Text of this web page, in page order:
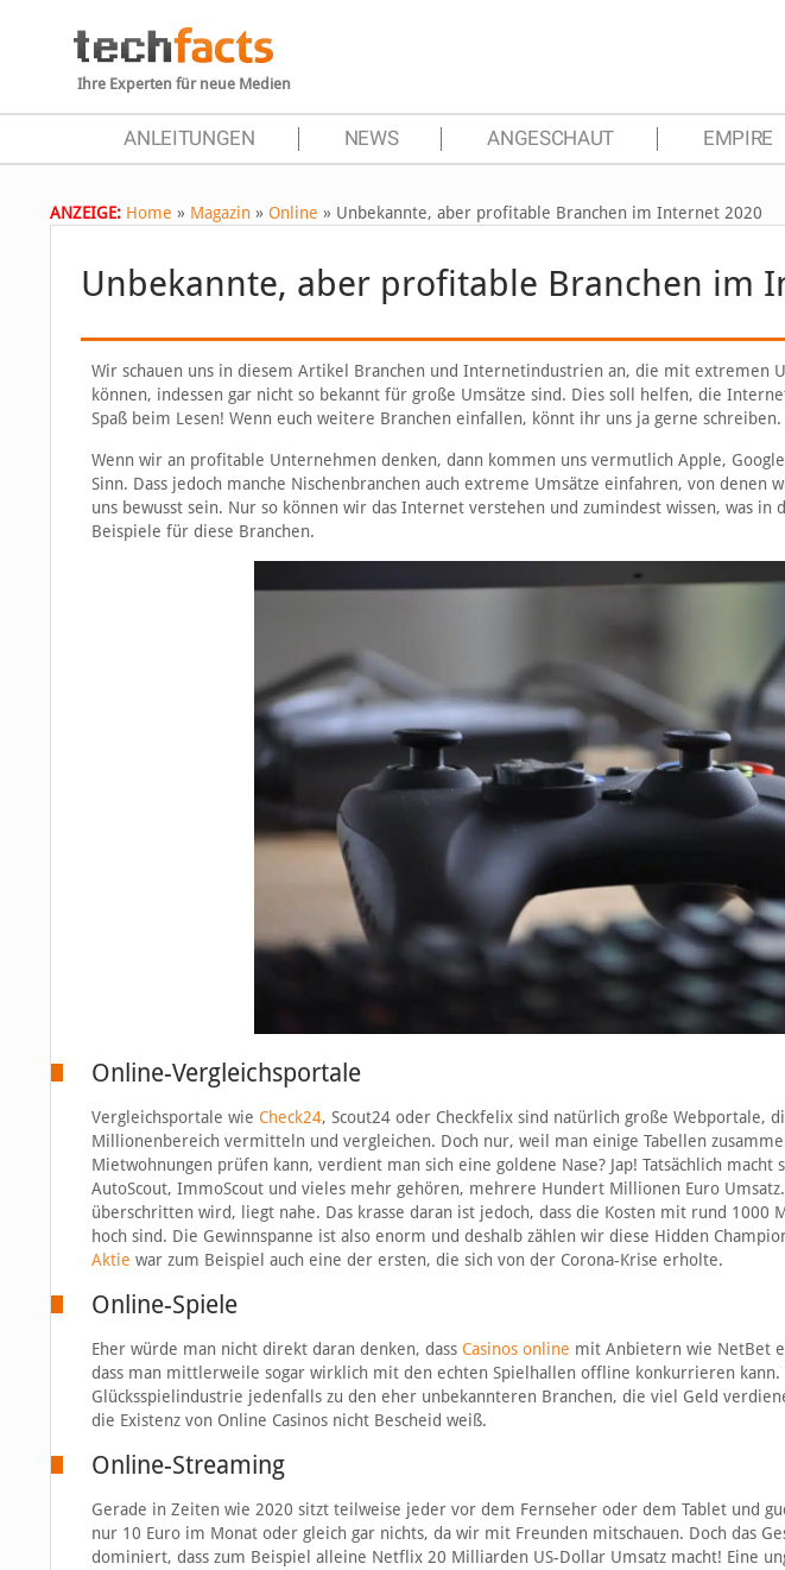
Ihre Experten für neue Medien
ANLEITUNGEN NEWS ANGESCHAUT EMPIRE
ANZEIGE: Home » Magazin » Online » Unbekannte, aber profitable Branchen im Internet 2020
Unbekannte, aber profitable Branchen im
Wir schauen uns in diesem Artikel Branchen und Internetindustrien an, die mit extremen
können, indessen gar nicht so bekannt für große Umsätze sind. Dies soll helfen, die
Spaß beim Lesen! Wenn euch weitere Branchen einfallen, könnt ihr uns ja gerne schreiben.
Wenn wir an profitable Unternehmen denken, dann kommen uns vermutlich Apple,
Sinn. Dass jedoch manche Nischenbranchen auch extreme Umsätze einfahren, von
uns bewusst sein. Nur so können wir das Internet verstehen und zumindest wissen, was in
Beispiele für diese Branchen.
Online-Vergleichsportale
Vergleichsportale wie Check24, Scout24 oder Checkfelix sind natürlich große Webportale,
Millionenbereich vermitteln und vergleichen. Doch nur, weil man einige Tabellen
Mietwohnungen prüfen kann, verdient man sich eine goldene Nase? Jap! Tatsächlich macht
AutoScout, ImmoScout und vieles mehr gehören, mehrere Hundert Millionen Euro
überschritten wird, liegt nahe. Das krasse daran ist jedoch, dass die Kosten mit rund 1000
hoch sind. Die Gewinnspanne ist also enorm und deshalb zählen wir diese Hidden
Aktie war zum Beispiel auch eine der ersten, die sich von der Corona-Krise erholte.
Online-Spiele
Eher würde man nicht direkt daran denken, dass Casinos online mit Anbietern wie NetBet
dass man mittlerweile sogar wirklich mit den echten Spielhallen offline konkurrieren kann.
Glücksspielindustrie jedenfalls zu den eher unbekannteren Branchen, die viel Geld
die Existenz von Online Casinos nicht Bescheid weiß.
Online-Streaming
Gerade in Zeiten wie 2020 sitzt teilweise jeder vor dem Fernseher oder dem Tablet und
nur 10 Euro im Monat oder gleich gar nichts, da wir mit Freunden mitschauen. Doch das
dominiert, dass zum Beispiel alleine Netflix 20 Milliarden US-Dollar Umsatz macht! Eine